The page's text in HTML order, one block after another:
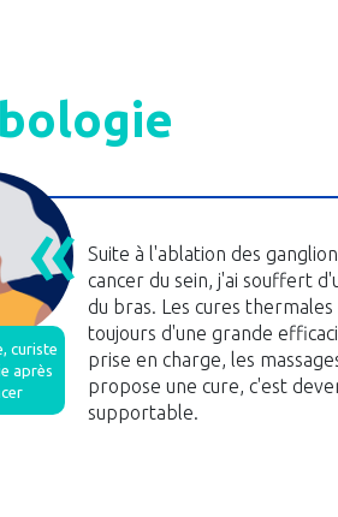
curiste
après
Suite à l'ablation des
cancer du sein, j'ai souffert
du bras. Les cures
toujours d'une grande
prise en charge, les
propose une cure, c'est
supportable.